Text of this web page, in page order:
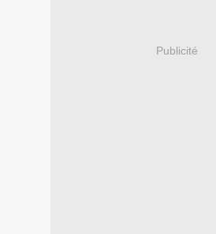
Publicité